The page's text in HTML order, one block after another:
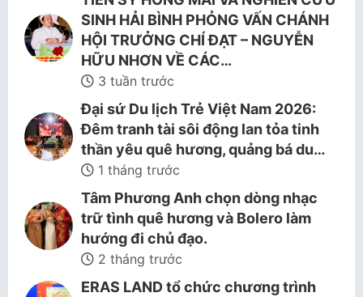
SINH HẢI BÌNH PHỎNG VẤN CHÁNH
HỘI TRƯỞNG CHÍ ĐẠT – NGUYỄN
HỮU NHƠN VỀ CÁC…
3 tuần trước
Đại sứ Du lịch Trẻ Việt Nam 2026:
Đêm tranh tài sôi động lan tỏa tinh
thần yêu quê hương, quảng bá du…
1 tháng trước
Tâm Phương Anh chọn dòng nhạc
trữ tình quê hương và Bolero làm
hướng đi chủ đạo.
2 tháng trước
ERAS LAND tổ chức chương trình